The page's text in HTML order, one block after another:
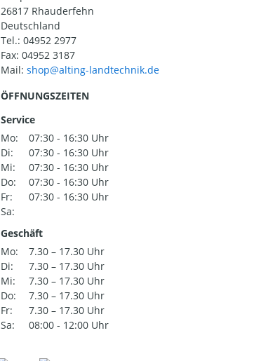
26817 Rhauderfehn
Deutschland
Tel.: 04952 2977
Fax: 04952 3187
Mail:
ÖFFNUNGSZEITEN
Service
Mo:
07:30 - 16:30 Uhr
Di:
07:30 - 16:30 Uhr
Mi:
07:30 - 16:30 Uhr
Do:
07:30 - 16:30 Uhr
Fr:
07:30 - 16:30 Uhr
Sa:
Geschäft
Mo:
7.30 – 17.30 Uhr
Di:
7.30 – 17.30 Uhr
Mi:
7.30 – 17.30 Uhr
Do:
7.30 – 17.30 Uhr
Fr:
7.30 – 17.30 Uhr
Sa:
08:00 - 12:00 Uhr